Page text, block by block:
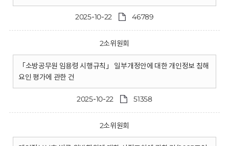
2025-10-22 46789
2소위원회
「소방공무원 임용령 시행규칙」 일부개정안에 대한 개인정보 침해
요인 평가에 관한 건
2025-10-22 51358
2소위원회